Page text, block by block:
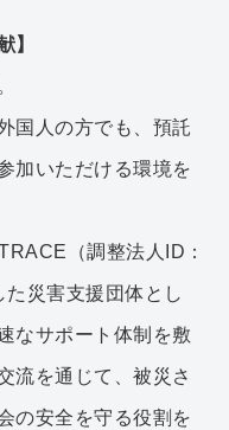
】
国人の方でも、預託
加いただける環境を
（調整法人ID：
災害支援団体とし
なサポート体制を敷
流を通じて、被災さ
の安全を守る役割を